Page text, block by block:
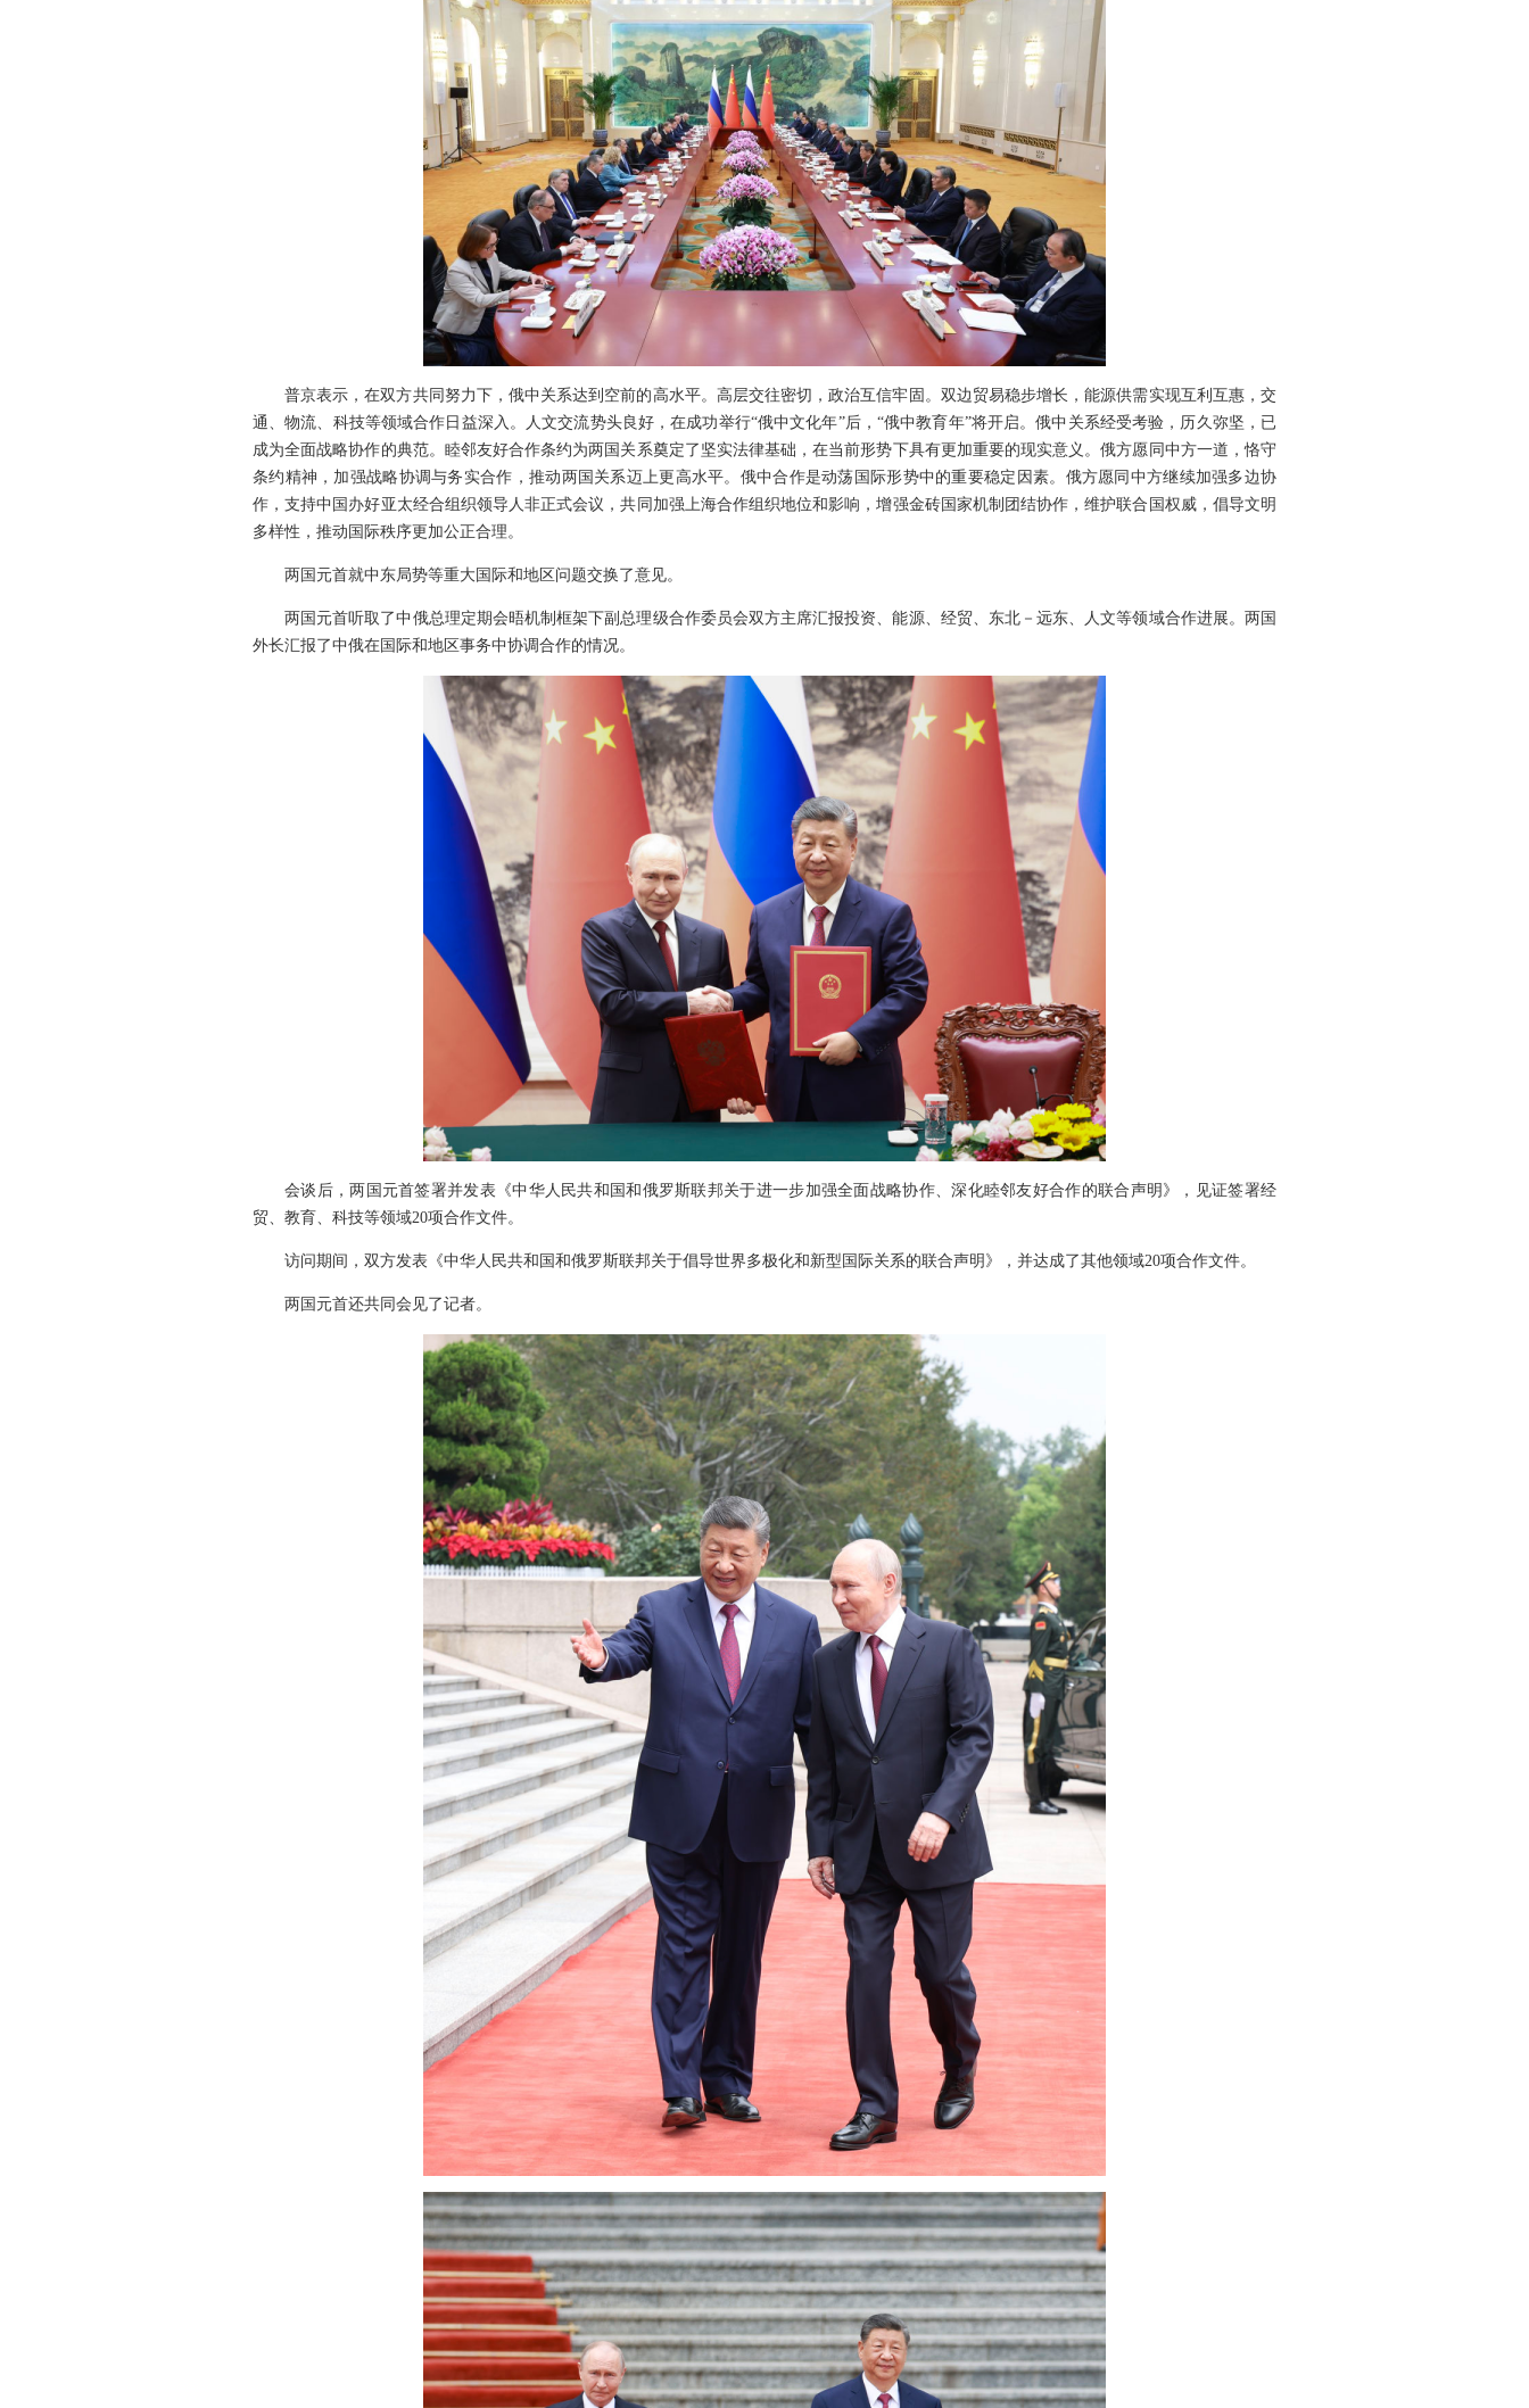
普京表示，在双方共同努力下，俄中关系达到空前的高水平。高层交往密切，政治互信牢固。双边贸易稳步增长，能源供需实现互利互惠，交
通、物流、科技等领域合作日益深入。人文交流势头良好，在成功举行“俄中文化年”后，“俄中教育年”将开启。俄中关系经受考验，历久弥坚，已
成为全面战略协作的典范。睦邻友好合作条约为两国关系奠定了坚实法律基础，在当前形势下具有更加重要的现实意义。俄方愿同中方一道，恪守
条约精神，加强战略协调与务实合作，推动两国关系迈上更高水平。俄中合作是动荡国际形势中的重要稳定因素。俄方愿同中方继续加强多边协
作，支持中国办好亚太经合组织领导人非正式会议，共同加强上海合作组织地位和影响，增强金砖国家机制团结协作，维护联合国权威，倡导文明
多样性，推动国际秩序更加公正合理。
两国元首就中东局势等重大国际和地区问题交换了意见。
两国元首听取了中俄总理定期会晤机制框架下副总理级合作委员会双方主席汇报投资、能源、经贸、东北－远东、人文等领域合作进展。两国
外长汇报了中俄在国际和地区事务中协调合作的情况。
会谈后，两国元首签署并发表《中华人民共和国和俄罗斯联邦关于进一步加强全面战略协作、深化睦邻友好合作的联合声明》，见证签署经
贸、教育、科技等领域20项合作文件。
访问期间，双方发表《中华人民共和国和俄罗斯联邦关于倡导世界多极化和新型国际关系的联合声明》，并达成了其他领域20项合作文件。
两国元首还共同会见了记者。